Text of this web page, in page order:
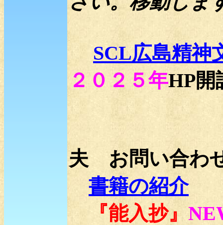
SCL広島精神
２０２５年HP開
活動内
夫 お問い合わ
書籍の紹介
『能入抄』